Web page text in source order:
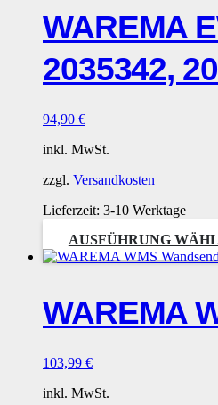
WAREMA
2035342,
94,90 €
inkl. MwSt.
zzgl. Versandkosten
Lieferzeit: 3-10 Werktage
AUSFÜHRUNG
WAREMA
103,99 €
inkl. MwSt.